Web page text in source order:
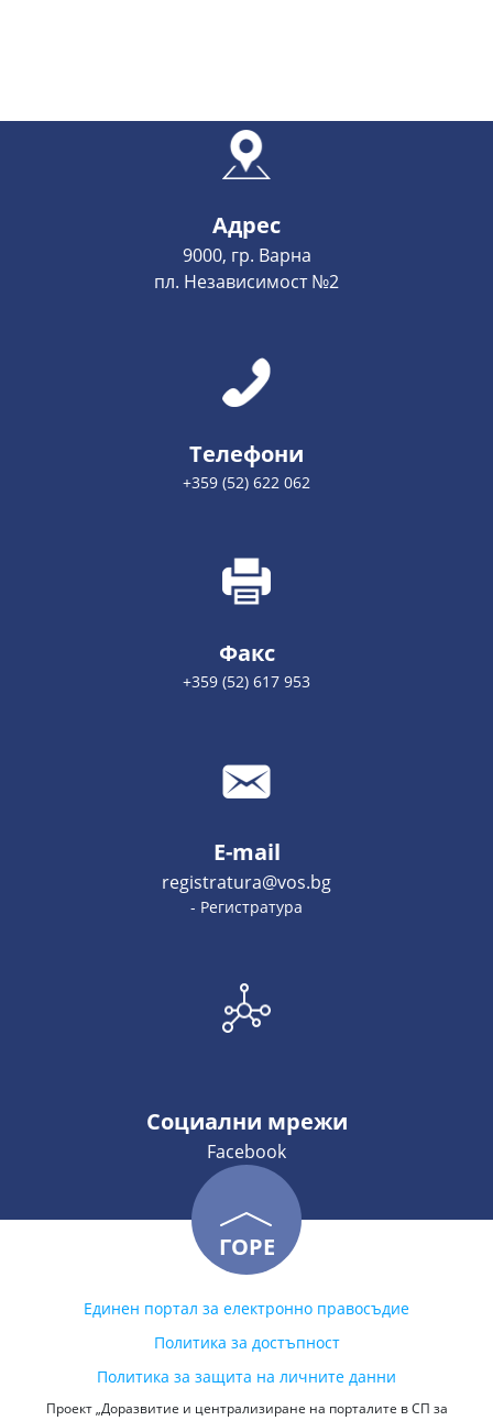
Адрес
9000, гр. Варна
пл. Независимост №2
Телефони
+359 (52) 622 062
Факс
+359 (52) 617 953
E-mail
registratura@vos.bg
- Регистратура
Социални мрежи
Facebook
ГОРЕ
Единен портал за електронно правосъдие
Политика за достъпност
Политика за защита на личните данни
Проект „Доразвитие и централизиране на порталите в СП за